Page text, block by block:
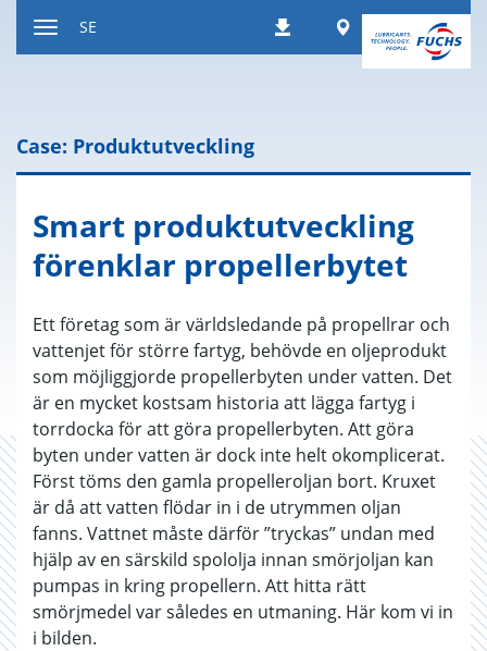
Nedladdningar
Worldwide
SE
Case: Produktutveckling
Smart pro­dukt­ut­veck­ling
för­enklar pro­pel­ler­by­tet
Ett företag som är världsledande på propellrar och
vattenjet för större fartyg, behövde en oljeprodukt
som möjliggjorde propellerbyten under vatten. Det
är en mycket kostsam historia att lägga fartyg i
torrdocka för att göra propellerbyten. Att göra
byten under vatten är dock inte helt okomplicerat.
Först töms den gamla propelleroljan bort. Kruxet
är då att vatten flödar in i de utrymmen oljan
fanns. Vattnet måste därför ”tryckas” undan med
hjälp av en särskild spololja innan smörjoljan kan
pumpas in kring propellern. Att hitta rätt
smörjmedel var således en utmaning. Här kom vi in
i bilden.